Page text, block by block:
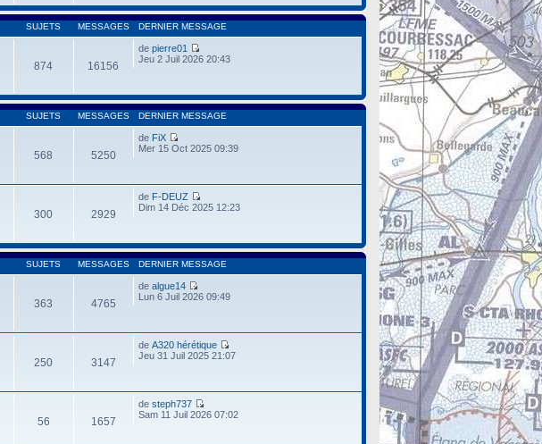
SUJETS MESSAGES DERNIER MESSAGE
874 16156
de pierre01
Jeu 2 Juil 2026 20:43
SUJETS MESSAGES DERNIER MESSAGE
568 5250
de FiX
Mer 15 Oct 2025 09:39
300 2929
de F-DEUZ
Dim 14 Déc 2025 12:23
SUJETS MESSAGES DERNIER MESSAGE
363 4765
de algue14
Lun 6 Juil 2026 09:49
250 3147
de A320 hérétique
Jeu 31 Juil 2025 21:07
56 1657
de steph737
Sam 11 Juil 2026 07:02